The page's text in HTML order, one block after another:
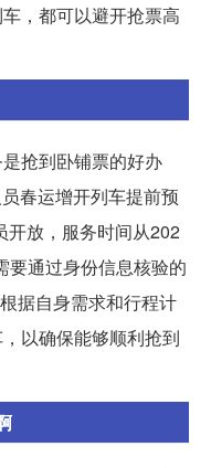
，都可以避开抢票高
抢到卧铺票的好办
春运增开列车提前预
开放，服务时间从202
要通过身份信息核验的
据自身需求和行程计
以确保能够顺利抢到